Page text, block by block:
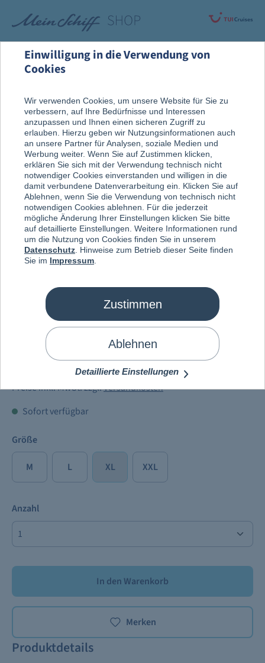
Rund um die Kreuzfahrt
Vor der Reise
Reise, Ausflug & An Bord
Mein Schiff®Full Metal Cruise T-
Shirt Herren 2025
Preise inkl. MwSt. zzgl.Versandkosten
Sofort verfügbar
Größe
M L XL XXL
Anzahl
In den Warenkorb
Merken
Produktdetails
Einwilligung in die Verwendung von
Cookies
Wir verwenden Cookies, um unsere Website für Sie zu
verbessern, auf Ihre Bedürfnisse und Interessen
anzupassen und Ihnen einen sicheren Zugriff zu
erlauben. Hierzu geben wir Nutzungsinformationen auch
an unsere Partner für Analysen, soziale Medien und
Werbung weiter. Wenn Sie auf Zustimmen klicken,
erklären Sie sich mit der Verwendung technisch nicht
notwendiger Cookies einverstanden und willigen in die
damit verbundene Datenverarbeitung ein. Klicken Sie auf
Ablehnen, wenn Sie die Verwendung von technisch nicht
notwendigen Cookies ablehnen. Für die jederzeit
mögliche Änderung Ihrer Einstellungen klicken Sie bitte
auf detaillierte Einstellungen. Weitere Informationen rund
um die Nutzung von Cookies finden Sie in unserem
Datenschutz . Hinweise zum Betrieb dieser Seite finden
Sie im Impressum
Zustimmen
Ablehnen
Detaillierte Einstellungen